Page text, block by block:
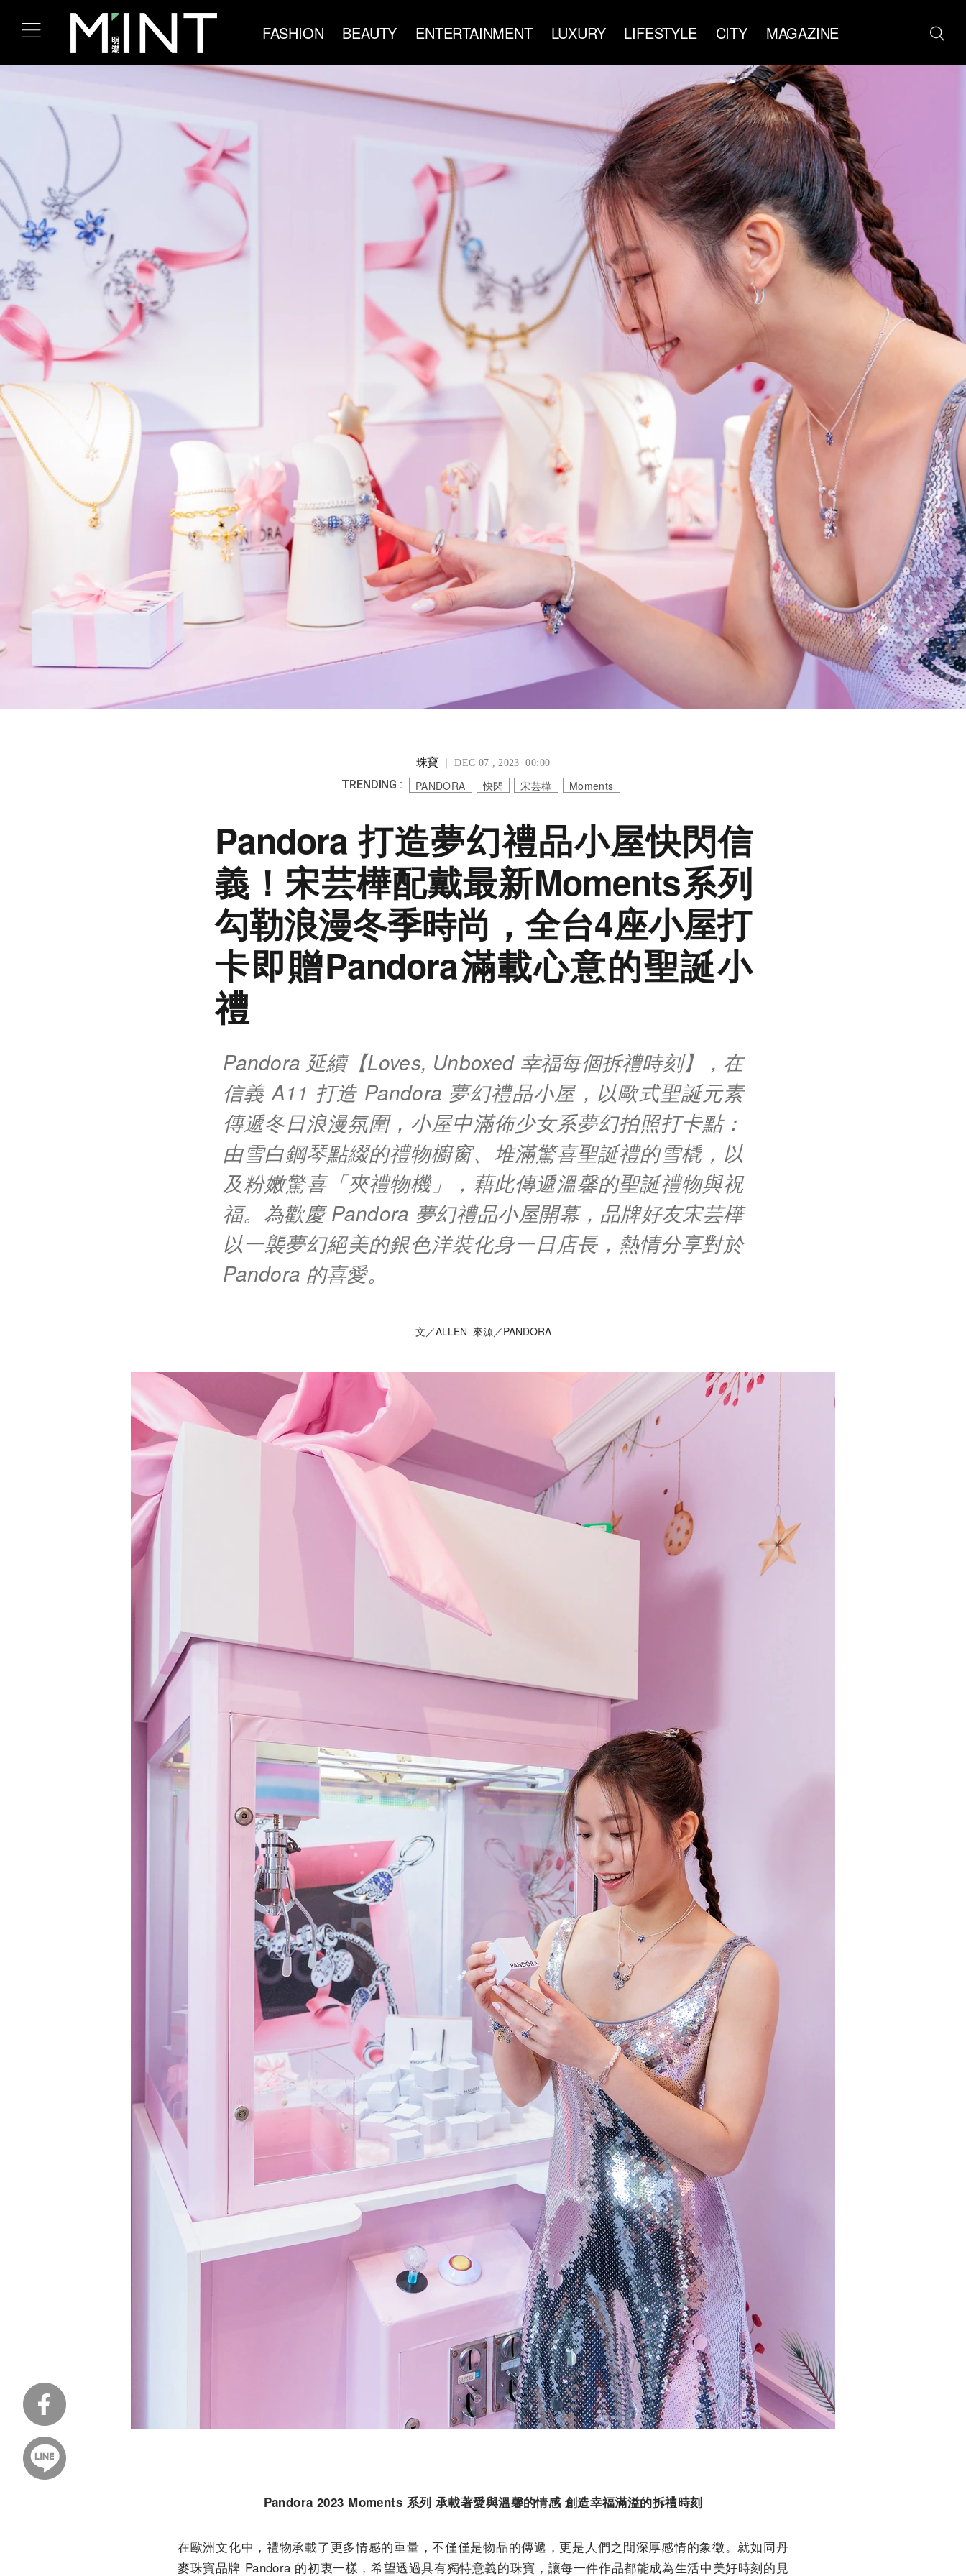
FASHION BEAUTY ENTERTAINMENT LUXURY LIFESTYLE CITY MAGAZINE
珠寶｜ DEC 07 , 2023 00:00
TRENDING : PANDORA 快閃 宋芸樺 Moments
Pandora 打造夢幻禮品小屋快閃信
義！宋芸樺配戴最新Moments系列
勾勒浪漫冬季時尚，全台4座小屋打
卡即贈Pandora滿載心意的聖誕小
禮
Pandora 延續【Loves, Unboxed 幸福每個拆禮時刻】，在
信義 A11 打造 Pandora 夢幻禮品小屋，以歐式聖誕元素
傳遞冬日浪漫氛圍，小屋中滿佈少女系夢幻拍照打卡點：
由雪白鋼琴點綴的禮物櫥窗、堆滿驚喜聖誕禮的雪橇，以
及粉嫩驚喜「夾禮物機」，藉此傳遞溫馨的聖誕禮物與祝
福。為歡慶 Pandora 夢幻禮品小屋開幕，品牌好友宋芸樺
以一襲夢幻絕美的銀色洋裝化身一日店長，熱情分享對於
Pandora 的喜愛。
文／ALLEN 來源／PANDORA
Pandora 2023 Moments 系列 承載著愛與溫馨的情感 創造幸福滿溢的拆禮時刻
在歐洲文化中，禮物承載了更多情感的重量，不僅僅是物品的傳遞，更是人們之間深厚感情的象徵。就如同丹
麥珠寶品牌 Pandora 的初衷一樣，希望透過具有獨特意義的珠寶，讓每一件作品都能成為生活中美好時刻的見